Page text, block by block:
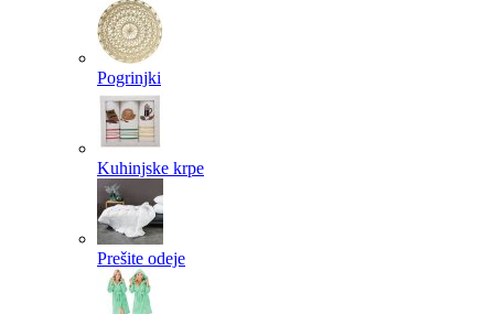
Pogrinjki
Kuhinjske krpe
Prešite odeje